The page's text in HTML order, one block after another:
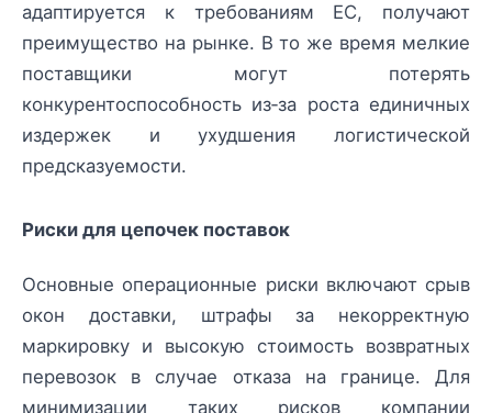
адаптируется к требованиям ЕС, получают
преимущество на рынке. В то же время мелкие
поставщики могут потерять
конкурентоспособность из‑за роста единичных
издержек и ухудшения логистической
предсказуемости.
Риски для цепочек поставок
Основные операционные риски включают срыв
окон доставки, штрафы за некорректную
маркировку и высокую стоимость возвратных
перевозок в случае отказа на границе. Для
минимизации таких рисков компании